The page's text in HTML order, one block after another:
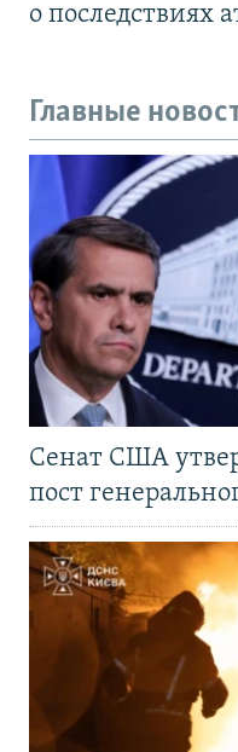
о последствиях
Главные
Сенат США
пост